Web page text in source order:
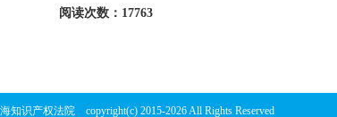
阅读次数：17763
识产权法院 copyright(c) 2015-2026 All Rights Reserved